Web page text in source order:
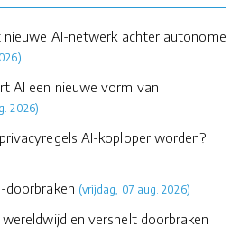
AI-netwerk achter autonome
AI een nieuwe vorm van
2026)
AI-koploper worden?
doorbraken (vrijdag, 07 aug. 2026)
en versnelt doorbraken